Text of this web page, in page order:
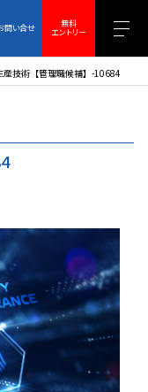
問い合せ 無料
エントリー
無料エントリー
産技術【管理職候補】-10684